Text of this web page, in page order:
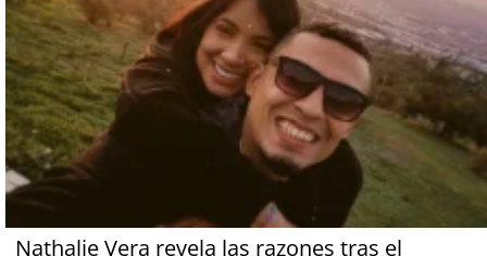
Nathalie Vera revela las razones tras el